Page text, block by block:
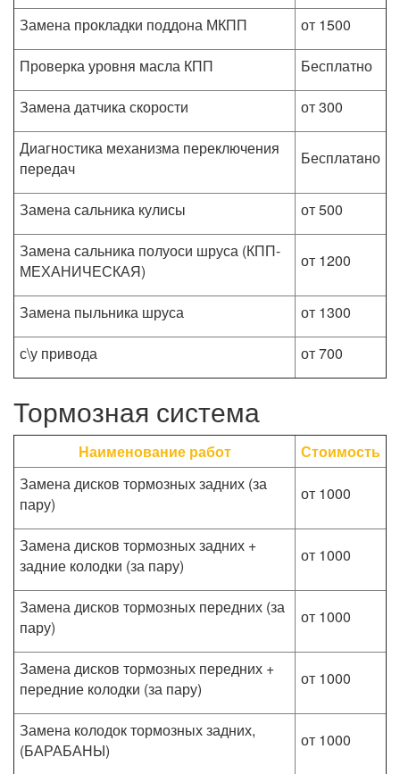
Замена прокладки поддона МКПП
от 1500
Проверка уровня масла КПП
Бесплатно
Замена датчика скорости
от 300
Диагностика механизма переключения
передач
Бесплатaно
Замена сальника кулисы
от 500
Замена сальника полуоси шруса (КПП-
МЕХАНИЧЕСКАЯ)
от 1200
Замена пыльника шруса
от 1300
с\у привода
от 700
Тормозная система
Наименование работ
Стоимость
Замена дисков тормозных задних (за
пару)
от 1000
Замена дисков тормозных задних +
задние колодки (за пару)
от 1000
Замена дисков тормозных передних (за
пару)
от 1000
Замена дисков тормозных передних +
передние колодки (за пару)
от 1000
Замена колодок тормозных задних,
(БАРАБАНЫ)
от 1000